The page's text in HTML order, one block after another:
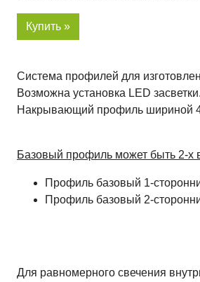
Купить »
Система профилей для
Возможна установка LED засветки.
Накрывающий профиль шириной
Базовый профиль может быть 2-х
Профиль базовый 1-
Профиль базовый 2-
Для равномерного свечения